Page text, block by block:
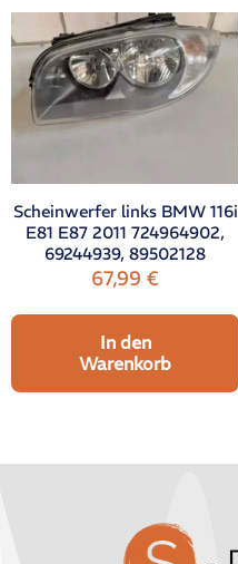
Scheinwerfer links BMW 116i
E81 E87 2011 724964902,
69244939, 89502128
67,99€
In den
Warenkorb